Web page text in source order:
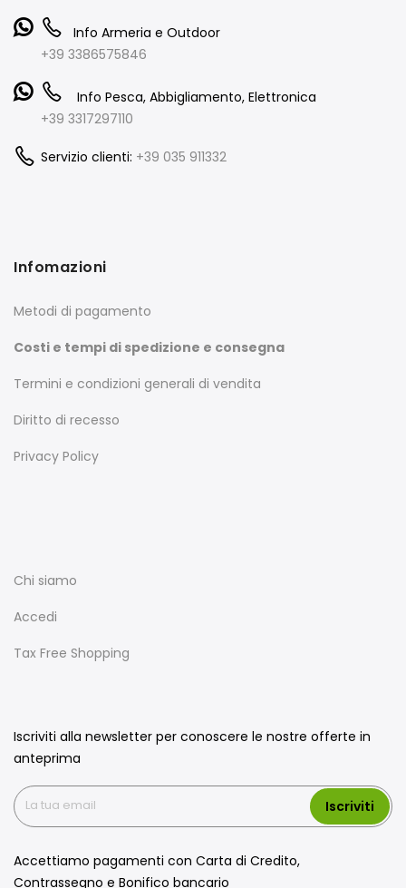
Info Armeria e Outdoor
+39 3386575846
Info Pesca, Abbigliamento, Elettronica
+39 3317297110
Servizio clienti: +39 035 911332
Infomazioni
Metodi di pagamento
Costi e tempi di spedizione e consegna
Termini e condizioni generali di vendita
Diritto di recesso
Privacy Policy
Chi siamo
Accedi
Tax Free Shopping
Iscriviti alla newsletter per conoscere le nostre offerte in
anteprima
Iscriviti
Accettiamo pagamenti con Carta di Credito,
Contrassegno e Bonifico bancario